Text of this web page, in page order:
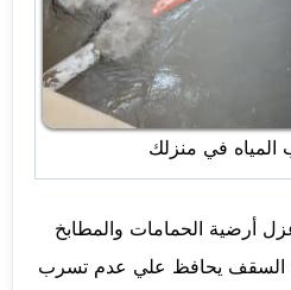
في منزلك
أرضية الحمامات والمطابخ
السقف يحافظ علي عدم تسرب